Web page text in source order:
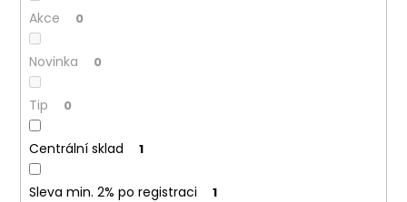
Akce 0
Novinka 0
Tip 0
Centrální sklad 1
Sleva min. 2% po registraci 1
D
o
p
o